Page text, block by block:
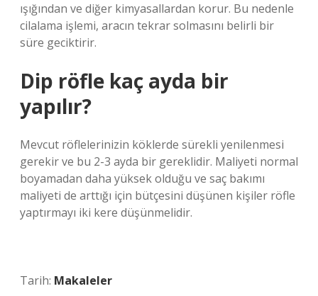
ışığından ve diğer kimyasallardan korur. Bu nedenle
cilalama işlemi, aracın tekrar solmasını belirli bir
süre geciktirir.
Dip röfle kaç ayda bir
yapılır?
Mevcut röflelerinizin köklerde sürekli yenilenmesi
gerekir ve bu 2-3 ayda bir gereklidir. Maliyeti normal
boyamadan daha yüksek olduğu ve saç bakımı
maliyeti de arttığı için bütçesini düşünen kişiler röfle
yaptırmayı iki kere düşünmelidir.
Tarih: Makaleler